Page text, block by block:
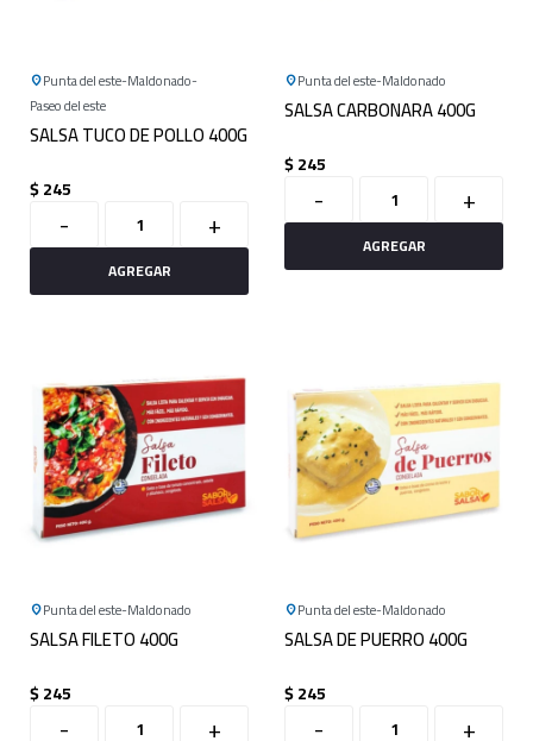
Punta del este Maldonado
Paseo del este
SALSA TUCO DE POLLO 400G
$245
- +
Punta del este Maldonado
SALSA CARBONARA 400G
$245
- +
Punta del este Maldonado
SALSA FILETO 400G
$245
- +
Punta del este Maldonado
SALSA DE PUERRO 400G
$245
- +